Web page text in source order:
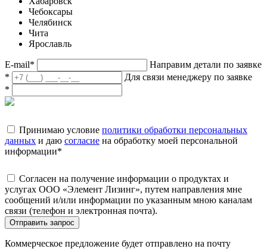
Чебоксары
Челябинск
Чита
Ярославль
E-mail*
Направим детали по заявке
*
Для связи менеджеру по заявке
*
Принимаю условие политики обработки персональных
данных и даю согласие на обработку моей персональной
информации*
Согласен на получение информации о продуктах и
услугах ООО «Элемент Лизинг», путем направления мне
сообщений и/или информации по указанным мною каналам
связи (телефон и электронная почта).
Отправить запрос
Коммерческое предложение будет отправлено на почту